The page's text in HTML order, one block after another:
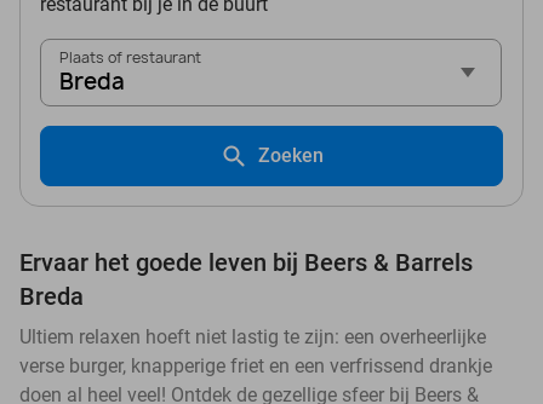
Plaats of restaurant
Breda
Zoeken
Ervaar het goede leven bij Beers & Barrels
Breda
Ultiem relaxen hoeft niet lastig te zijn: een overheerlijke
verse burger, knapperige friet en een verfrissend drankje
doen al heel veel! Ontdek de gezellige sfeer bij Beers &